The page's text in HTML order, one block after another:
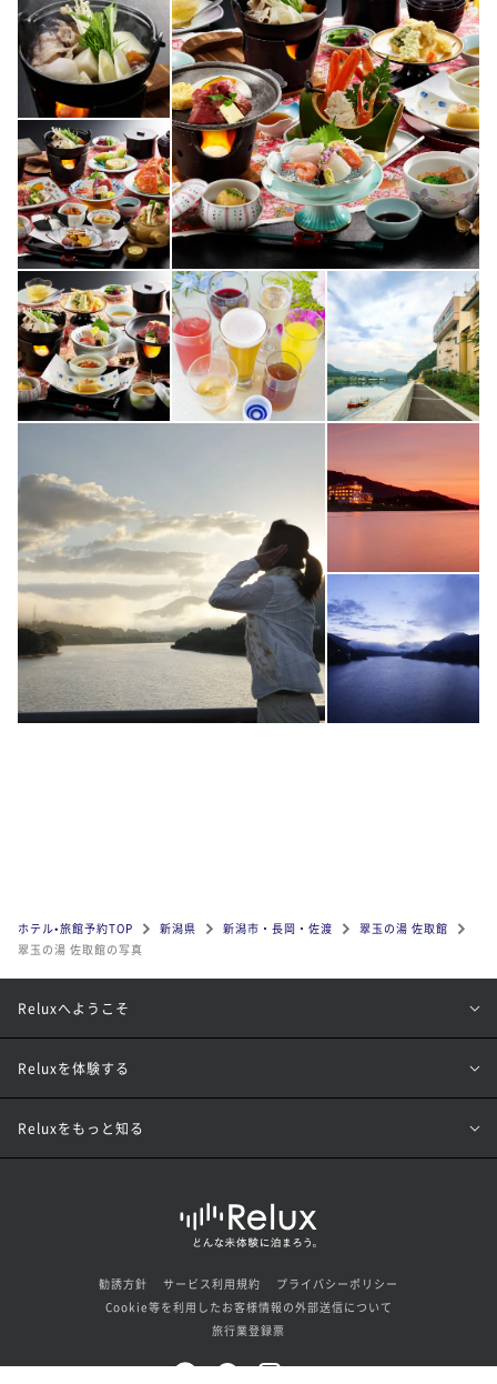
ホテル•旅館予約TOP 新潟県 新潟市・長岡・佐渡
翠玉の湯 佐取館
翠玉の湯 佐取館の写真
Reluxへようこそ
Reluxを体験する
Reluxをもっと知る
勧誘方針 サービス利用規約
プライバシーポリシー
Cookie等を利用したお客様情報の外部送信について
旅行業登録票